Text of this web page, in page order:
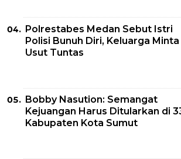
Polrestabes Medan Sebut Istri
Polisi Bunuh Diri, Keluarga Minta
Usut Tuntas
Bobby Nasution: Semangat
Kejuangan Harus Ditularkan di
Kabupaten Kota Sumut